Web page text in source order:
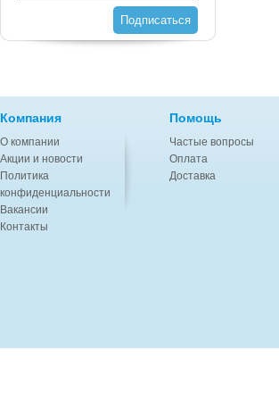
Подписаться
Компания
О компании
Акции и новости
Политика
конфиденциальности
Вакансии
Контакты
Помощь
Частые вопросы
Оплата
Доставка